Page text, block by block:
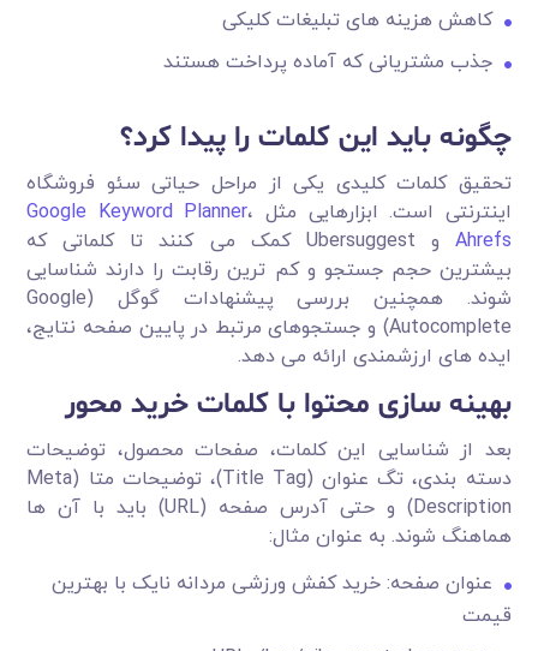
کاهش هزینه های تبلیغات کلیکی
جذب مشتریانی که آماده پرداخت هستند
چگونه باید این کلمات را پیدا کرد؟
تحقیق کلمات کلیدی یکی از مراحل حیاتی سئو فروشگاه
اینترنتی است. ابزارهایی مثل
Google Keyword Planner،
Ahrefs
و Ubersuggest کمک می کنند تا کلماتی که
بیشترین حجم جستجو و کم ترین رقابت را دارند شناسایی
شوند. همچنین بررسی پیشنهادات گوگل (Google
Autocomplete) و جستجوهای مرتبط در پایین صفحه نتایج،
ایده های ارزشمندی ارائه می دهد.
بهینه سازی محتوا با کلمات خرید محور
بعد از شناسایی این کلمات، صفحات محصول، توضیحات
دسته بندی، تگ عنوان (Title Tag)، توضیحات متا (Meta
Description) و حتی آدرس صفحه (URL) باید با آن ها
هماهنگ شوند. به عنوان مثال:
عنوان صفحه: خرید کفش ورزشی مردانه نایک با بهترین
قیمت